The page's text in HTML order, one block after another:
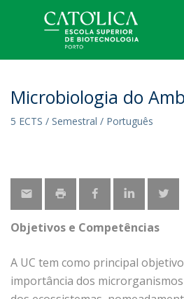
Microbiologia do
5 ECTS / Semestral / Português
Objetivos e Competências
A UC tem como principal
importância dos